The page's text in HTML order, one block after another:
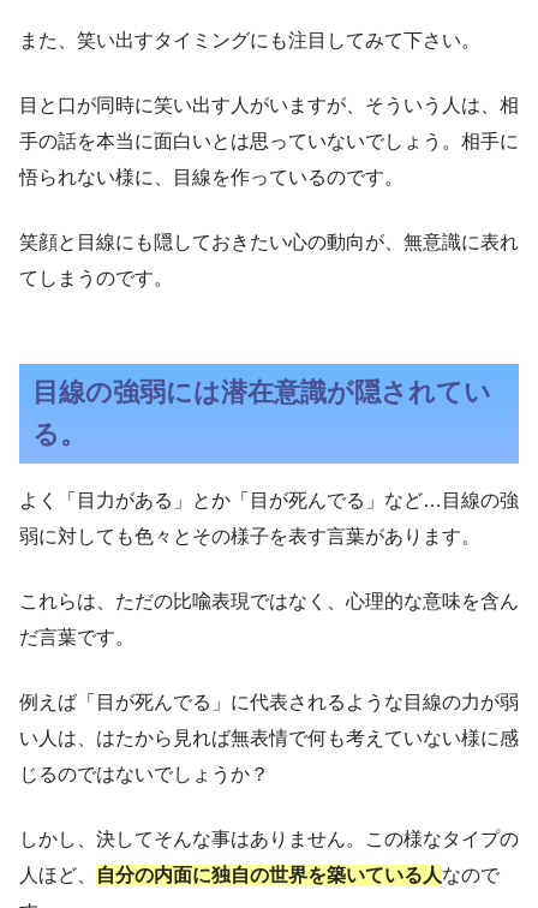
また、笑い出すタイミングにも注目してみて下さい。
目と口が同時に笑い出す人がいますが、そういう人は、相
手の話を本当に面白いとは思っていないでしょう。相手に
悟られない様に、目線を作っているのです。
笑顔と目線にも隠しておきたい心の動向が、無意識に表れ
てしまうのです。
目線の強弱には潜在意識が隠されてい
る。
よく「目力がある」とか「目が死んでる」など…目線の強
弱に対しても色々とその様子を表す言葉があります。
これらは、ただの比喩表現ではなく、心理的な意味を含ん
だ言葉です。
例えば「目が死んでる」に代表されるような目線の力が弱
い人は、はたから見れば無表情で何も考えていない様に感
じるのではないでしょうか？
しかし、決してそんな事はありません。この様なタイプの
人ほど、
自分の内面に独自の世界を築いている人なので